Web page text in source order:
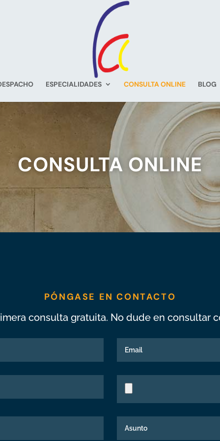
ESPECIALIDADES CONSULTA ONLINE BLOG
CONSULTA ONLINE
PÓNGASE EN CONTACTO
consulta gratuita. No dude en consultar